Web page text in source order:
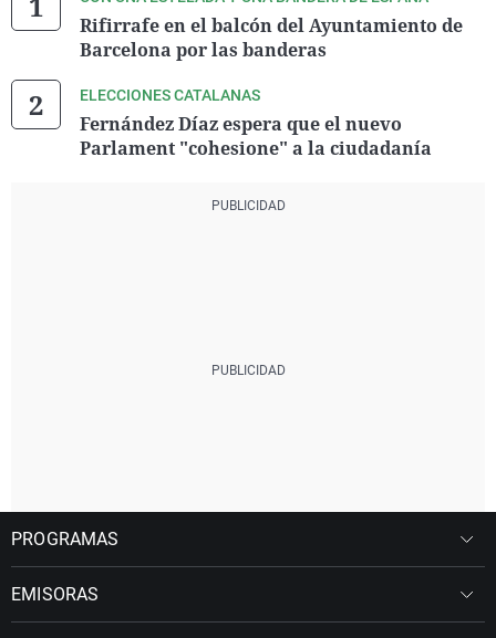
Rifirrafe en el balcón del Ayuntamiento de
Barcelona por las banderas
ELECCIONES CATALANAS
Fernández Díaz espera que el nuevo
Parlament "cohesione" a la ciudadanía
PROGRAMAS
EMISORAS